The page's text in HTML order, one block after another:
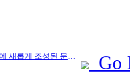
Prev:베이징 부도심에 새롭게 조성된 문화 관광 명소인 피너클 파크가 올해 공식 개장할 예정입니다.
Go